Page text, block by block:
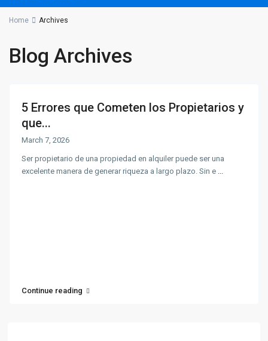
Home Archives
Blog Archives
5 Errores que Cometen los Propietarios y
que...
March 7, 2026
Ser propietario de una propiedad en alquiler puede ser una
excelente manera de generar riqueza a largo plazo. Sin e ...
Continue reading